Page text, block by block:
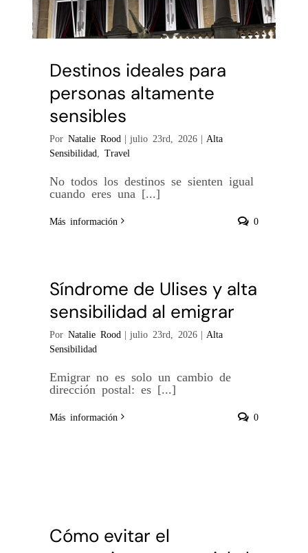
Destinos ideales para
personas altamente
sensibles
Por Natalie Rood | julio 23rd, 2026 | Alta
Sensibilidad
Travel
No todos los destinos se sienten igual
cuando eres una [...]
Más información 0
Síndrome de Ulises y alta
sensibilidad al emigrar
Por Natalie Rood | julio 23rd, 2026 | Alta
Sensibilidad
Emigrar no es solo un cambio de
dirección postal: es [...]
Más información 0
Cómo evitar el